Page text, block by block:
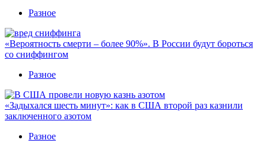
Разное
«Вероятность смерти – более 90%». В России будут бороться
со сниффингом
Разное
«Задыхался шесть минут»: как в США второй раз казнили
заключенного азотом
Разное